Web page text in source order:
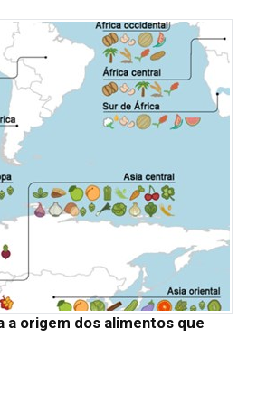
a origem dos alimentos que